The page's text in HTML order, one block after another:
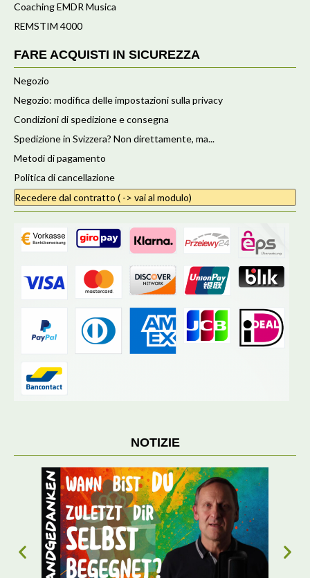
Coaching EMDR Musica
REMSTIM 4000
FARE ACQUISTI IN SICUREZZA
Negozio
Negozio: modifica delle impostazioni sulla privacy
Condizioni di spedizione e consegna
Spedizione in Svizzera? Non direttamente, ma...
Metodi di pagamento
Politica di cancellazione
Recedere dal contratto ( -> vai al modulo)
NOTIZIE